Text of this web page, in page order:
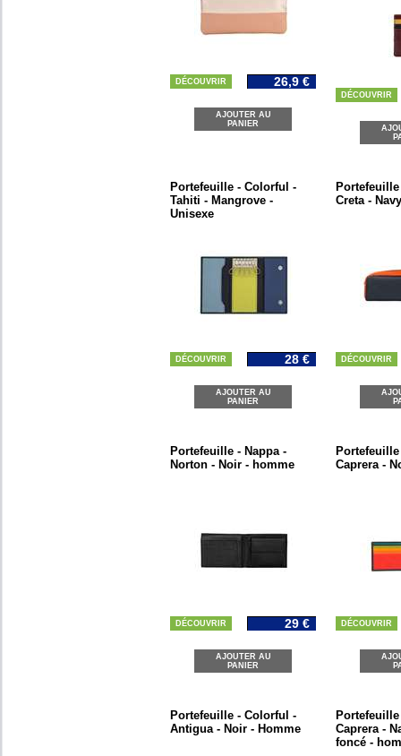
DÉCOUVRIR 26,9 €
AJOUTER AU
PANIER
DÉCOUVRIR
Portefeuille - Colorful -
Tahiti - Mangrove -
Unisexe
DÉCOUVRIR 28 €
AJOUTER AU
PANIER
Creta -
DÉCOUVRIR
Portefeuille - Nappa -
Norton - Noir - homme
DÉCOUVRIR 29 €
AJOUTER AU
PANIER
Caprera -
DÉCOUVRIR
Portefeuille - Colorful -
Antigua - Noir - Homme
Caprera -
foncé -